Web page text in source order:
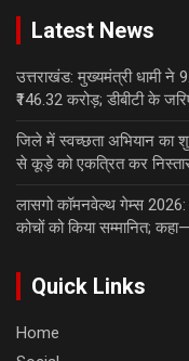
Latest News
उत्तराखंड: मुख्यमंत्री धामी ने
₹146.32 करोड़; डीबीटी के
जिले में स्वच्छता अभियान का
से कूड़े को एकत्रित कर
लासगो कॉमनवेल्थ गेम्स
कोचों को किया सम्मानित;
Quick Links
Home